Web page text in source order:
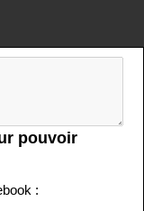
pouvoir
: